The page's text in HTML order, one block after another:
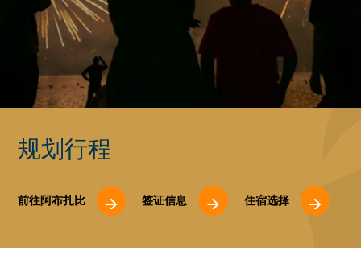
规划行程
前往阿布扎比 签证信息 住宿选择